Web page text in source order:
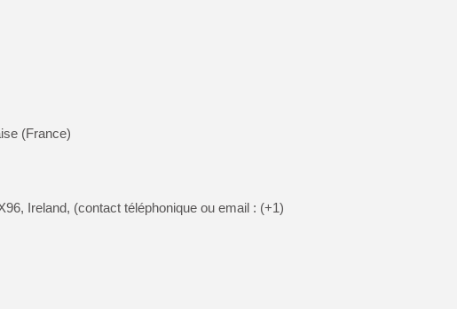
(France)
Ireland, (contact téléphonique ou email : (+1)